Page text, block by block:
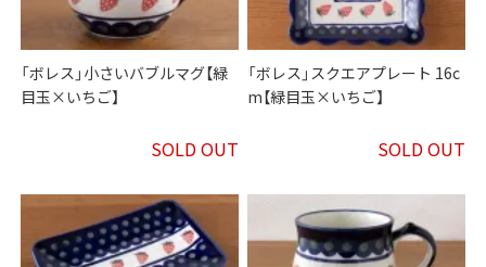
「ボレス」小さいバブルマグ【緑
目玉×いちご】
SOLD OUT
「ボレス」スクエアプレート 16c
m【緑目玉×いちご】
SOLD OUT